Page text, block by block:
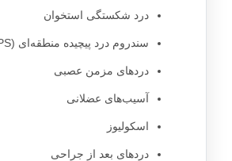
درد شکستگی استخوان
سندروم درد پیچیده منطقه‌ای (CRPS)
دردهای مزمن عصبی
آسیب‌های عضلانی
اسکولیوز
دردهای بعد از جراحی